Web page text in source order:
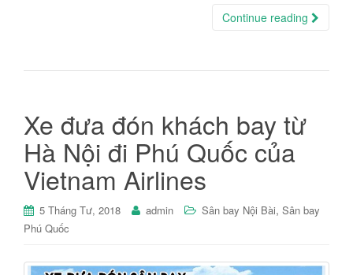
Continue reading
Xe đưa đón khách bay từ
Hà Nội đi Phú Quốc của
Vietnam Airlines
5 Tháng Tư, 2018 admin Sân bay Nội Bài, Sân bay
Phú Quốc